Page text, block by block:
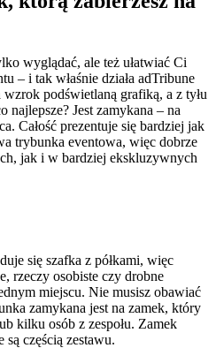
wyglądać, ale też ułatwiać Ci
– i tak właśnie działa adTribune
podświetlaną grafiką, a z tyłu
najlepsze? Jest zamykana – na
Całość prezentuje się bardziej jak
trybunka eventowa, więc dobrze
jak i w bardziej ekskluzywnych
się szafka z półkami, więc
rzeczy osobiste czy drobne
miejscu. Nie musisz obawiać
zamykana jest na zamek, który
kilku osób z zespołu. Zamek
częścią zestawu.